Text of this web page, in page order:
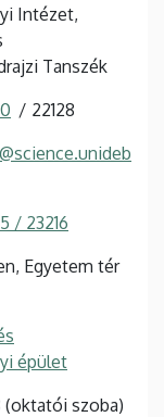
Intézet,
Tanszék
22128
/ 23216
Egyetem tér
épület
(oktatói szoba)